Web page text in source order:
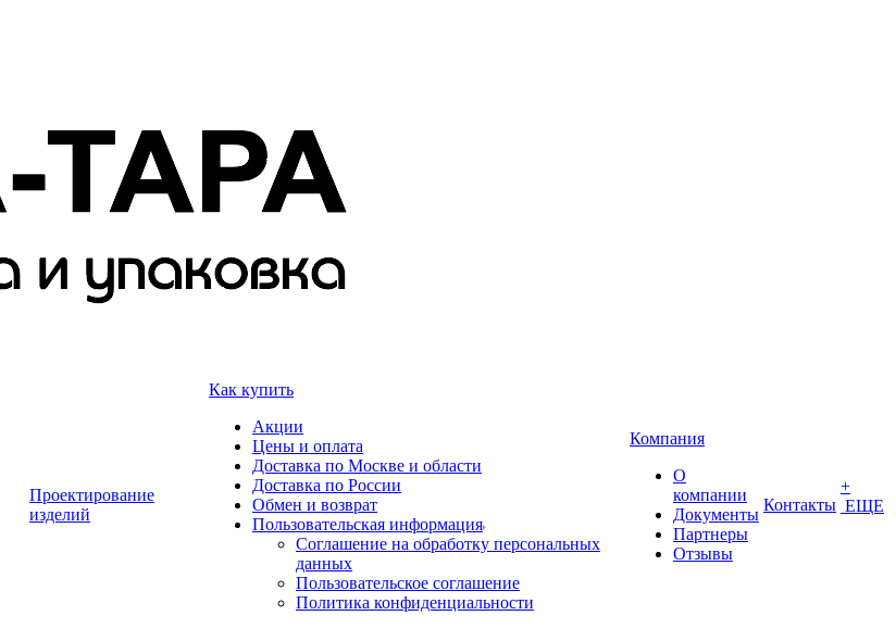
Проектирование
изделий
Как купить
Акции
Цены и оплата
Доставка по Москве и области
Доставка по России
Обмен и возврат
Пользовательская информация
Соглашение на обработку персональных
данных
Пользовательское соглашение
Политика конфиденциальности
Компания
О
компании
Документы
Партнеры
Отзывы
Контакты
+
ЕЩЕ